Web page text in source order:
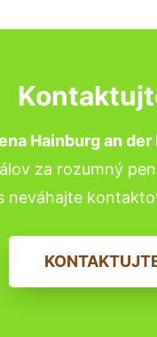
Hainburg an der
za rozumný
neváhajte